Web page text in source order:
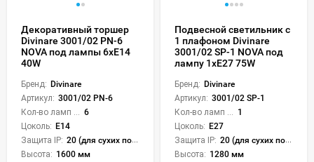
Декоративный торшер
Divinare 3001/02 PN-6
NOVA под лампы 6xE14
40W
Бренд: Divinare
Артикул: 3001/02 PN-6
6
Цоколь: E14
Защита IP: 20 (для сухих пом.)
Высота: 1600 мм
Подвесной светильник с
1 плафоном Divinare
3001/02 SP-1 NOVA под
лампу 1xE27 75W
Бренд: Divinare
Артикул: 3001/02 SP-1
1
Цоколь: E27
Защита IP: 20 (для сухих пом.)
Высота: 1280 мм